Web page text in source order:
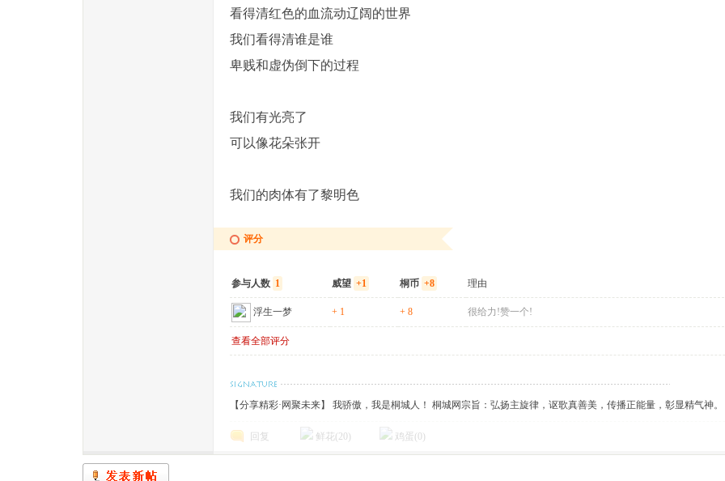
看得清红色的血流动辽阔的世界
我们看得清谁是谁
卑贱和虚伪倒下的过程
我们有光亮了
可以像花朵张开
我们的肉体有了黎明色
评分
参与人数 1 威望 +1 桐币 +8 理由
浮生一梦 + 1 + 8 很给力!赞一个!
查看全部评分
【分享精彩·网聚未来】 我骄傲，我是桐城人！ 桐城网宗旨：弘扬主旋律，讴歌真善美，传播正能量，彰显精气神。
回复 鲜花( 20 ) 鸡蛋( 0 )